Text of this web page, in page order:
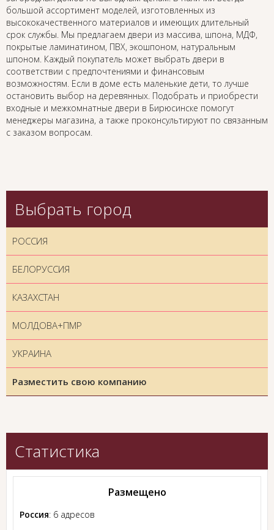
большой ассортимент моделей, изготовленных из
высококачественного материалов и имеющих длительный
срок службы. Мы предлагаем двери из массива, шпона, МДФ,
покрытые ламинатином, ПВХ, экошпоном, натуральным
шпоном. Каждый покупатель может выбрать двери в
соответствии с предпочтениями и финансовым
возможностям. Если в доме есть маленькие дети, то лучше
остановить выбор на деревянных. Подобрать и приобрести
входные и межкомнатные двери в Бирюсинске помогут
менеджеры магазина, а также проконсультируют по связанным
с заказом вопросам.
Выбрать город
РОССИЯ
БЕЛОРУССИЯ
КАЗАХСТАН
МОЛДОВА+ПМР
УКРАИНА
Разместить свою компанию
Статистика
Размещено
Россия: 6 адресов